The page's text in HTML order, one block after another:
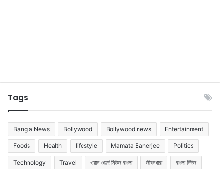
Tags
Bangla News Bollywood Bollywood news Entertainment
Foods Health lifestyle Mamata Banerjee Politics
Technology Travel ওয়ান ওয়ার্ল্ড নিউজ বাংলা জীবনধারা বাংলা নিউজ